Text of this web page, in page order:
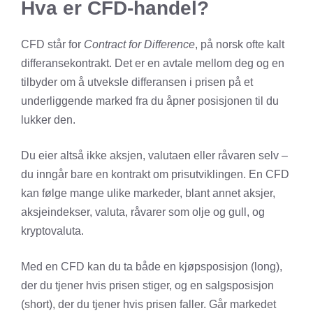
Hva er CFD-handel?
CFD står for Contract for Difference, på norsk ofte kalt
differansekontrakt. Det er en avtale mellom deg og en
tilbyder om å utveksle differansen i prisen på et
underliggende marked fra du åpner posisjonen til du
lukker den.
Du eier altså ikke aksjen, valutaen eller råvaren selv –
du inngår bare en kontrakt om prisutviklingen. En CFD
kan følge mange ulike markeder, blant annet aksjer,
aksjeindekser, valuta, råvarer som olje og gull, og
kryptovaluta.
Med en CFD kan du ta både en kjøpsposisjon (long),
der du tjener hvis prisen stiger, og en salgsposisjon
(short), der du tjener hvis prisen faller. Går markedet